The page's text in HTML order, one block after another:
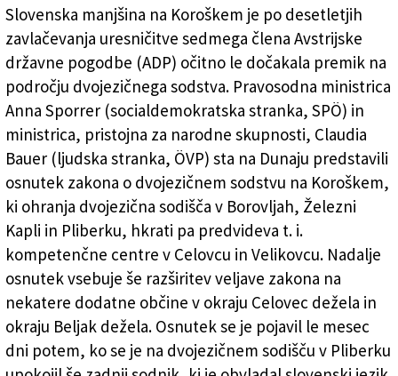
Uredništvo
Založnik
Zadruga PD
Naročnine
Slovenska manjšina na Koroškem je po desetletjih
zavlačevanja uresničitve sedmega člena Avstrijske
državne pogodbe (ADP) očitno le dočakala premik na
področju dvojezičnega sodstva. Pravosodna ministrica
Anna Sporrer (socialdemokratska stranka, SPÖ) in
ministrica, pristojna za narodne skupnosti, Claudia
Bauer (ljudska stranka, ÖVP) sta na Dunaju predstavili
osnutek zakona o dvojezičnem sodstvu na Koroškem,
ki ohranja dvojezična sodišča v Borovljah, Železni
Kapli in Pliberku, hkrati pa predvideva t. i.
kompetenčne centre v Celovcu in Velikovcu. Nadalje
osnutek vsebuje še razširitev veljave zakona na
nekatere dodatne občine v okraju Celovec dežela in
okraju Beljak dežela. Osnutek se je pojavil le mesec
dni potem, ko se je na dvojezičnem sodišču v Pliberku